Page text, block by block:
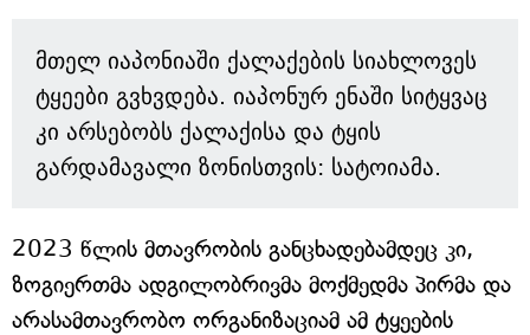
მთელ იაპონიაში ქალაქების სიახლოვეს
ტყეები გვხვდება. იაპონურ ენაში სიტყვაც
კი არსებობს ქალაქისა და ტყის
გარდამავალი ზონისთვის: სატოიამა.
2023 წლის მთავრობის განცხადებამდეც კი,
ზოგიერთმა ადგილობრივმა მოქმედმა პირმა და
არასამთავრობო ორგანიზაციამ ამ ტყეების